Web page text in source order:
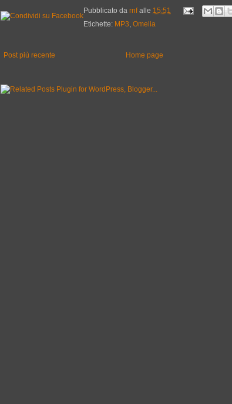
Pubblicato da rnfalle 15:51
Etichette: MP3, Omelia
Post più recente Home page